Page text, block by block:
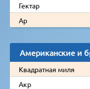
Гектар
Ар
Американские и
Квадратная миля
Акр